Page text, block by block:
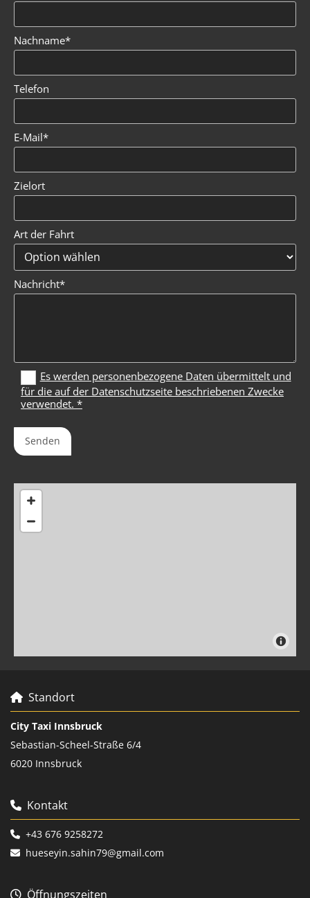
Nachname*
Telefon
E-Mail*
Zielort
Art der Fahrt
Nachricht*
Es werden personenbezogene Daten übermittelt und
für die auf der Datenschutzseite beschriebenen Zwecke
verwendet. *
 Standort
City Taxi Innsbruck
Sebastian-Scheel-Straße 6/4
6020 Innsbruck
 Kontakt
 +43 676 9258272
 hueseyin.sahin79@gmail.com
 Öffnungszeiten